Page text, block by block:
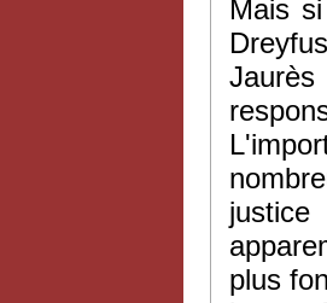
Mais
justice
plus